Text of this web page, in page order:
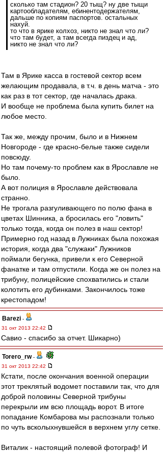
сколько там стадион? 20 тыщ? ну две тыщи
картообладателям, ебинентодержателям,
дальше по копиям паспортов. остальных
нахуй.
то что в ярике колхоз, никто не знал что ли?
что там будет, а там всегда пиздец и ад,
никто не знал что ли?
Там в Ярике касса в гостевой сектор всем
желающим продавала, в т.ч. в день матча - это
как раз в тот сектор, где началась драка.
И вообще не проблема была купить билет на
любое место.
Так же, между прочим, было и в Нижнем
Новгороде - где красно-белые также сидели
повсюду.
Но там почему-то проблем как в Ярославле не
было.
А вот полиция в Ярославле действовала
странно.
Не трогала разгуливающего по полю фана в
цветах Шинника, а бросилась его "ловить"
только тогда, когда он полез в наш сектор!
Примерно год назад в Лужниках была похожая
история, когда два "служаки" Лужников
поймали бегунка, привели к его Северной
фанатке и там отпустили. Когда же он полез на
трибуну, полицейские спохватились и стали
колотить его дубинками. Закончилось тоже
крестопадом!
Barezi -
31 окт 2013 22:42
Савио - спасибо за отчет. Шикарно)
Torero_rw-
31 окт 2013 22:42
Кстати, после окончания военной операции
этот треклятый водомет поставили так, что для
доброй половины Северной трибуны
перекрыли им всю площадь ворот. В итоге
попадание Комбарова мы распознали только
по чуть всколыхнувшейся в верхнем углу сетке.
Виталик - настоящий полевой фотограф! И